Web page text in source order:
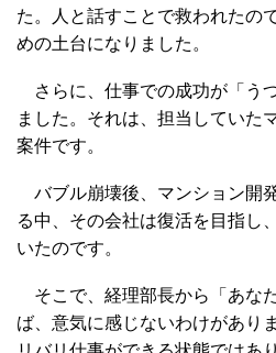
た。人と話すことで救われたの
めの土台になりました。
さらに、仕事での成功が「う
ました。それは、担当していた
案件です。
バブル崩壊後、マンション開
る中、その会社は復活を目指し
いたのです。
そこで、経理部長から「あな
ば、意気に感じないわけがあり